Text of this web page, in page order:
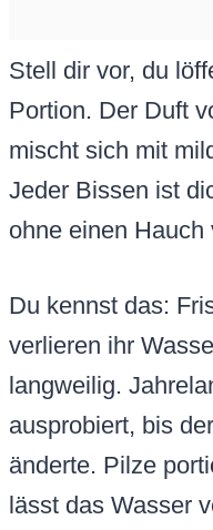
Stell dir vor, du
Portion. Der Duft
mischt sich mit
Jeder Bissen ist
ohne einen
Du kennst das:
verlieren ihr
langweilig.
ausprobiert, bis
änderte. Pilze
lässt das Wasser